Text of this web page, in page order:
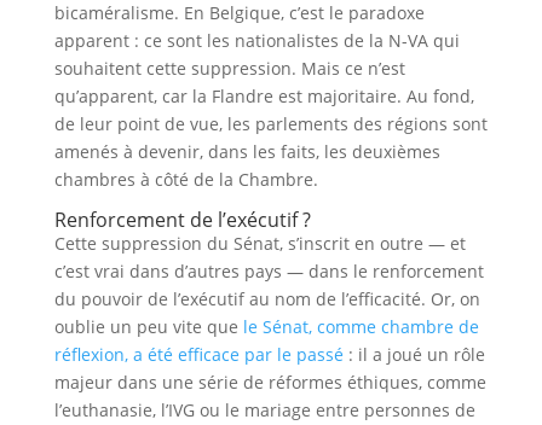
bicaméralisme. En Belgique, c’est le paradoxe
apparent : ce sont les nationalistes de la N-VA qui
souhaitent cette suppression. Mais ce n’est
qu’apparent, car la Flandre est majoritaire. Au fond,
de leur point de vue, les parlements des régions sont
amenés à devenir, dans les faits, les deuxièmes
chambres à côté de la Chambre.
Renforcement de l’exécutif ?
Cette suppression du Sénat, s’inscrit en outre — et
c’est vrai dans d’autres pays — dans le renforcement
du pouvoir de l’exécutif au nom de l’efficacité. Or, on
oublie un peu vite que le Sénat, comme chambre de
réflexion, a été efficace par le passé : il a joué un rôle
majeur dans une série de réformes éthiques, comme
l’euthanasie, l’IVG ou le mariage entre personnes de